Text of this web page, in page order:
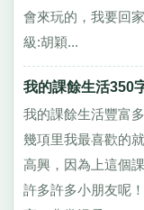
會來玩的，我要回
級:胡穎...
我的課餘生活350
我的課餘生活豐富
幾項里我最喜歡的
高興，因為上這個
許多許多小朋友呢